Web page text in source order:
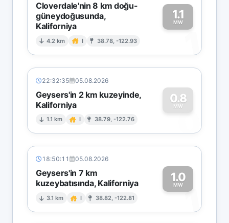
Cloverdale'nin 8 km doğu-
güneydoğusunda,
Kaliforniya
4.2 km I 38.78, -122.93
1.1
MW
1
22:32:35 05.08.2026
Geysers'in 2 km kuzeyinde,
Kaliforniya
1.1 km I 38.79, -122.76
0.8
MW
0
18:50:11 05.08.2026
Geysers'in 7 km
kuzeybatısında, Kaliforniya
3.1 km I 38.82, -122.81
1.0
MW1